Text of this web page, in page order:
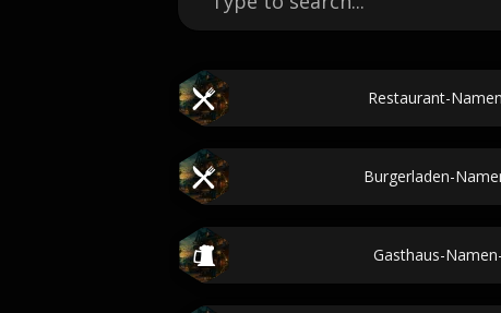
Restaurant-
Burgerladen-
Gasthaus-